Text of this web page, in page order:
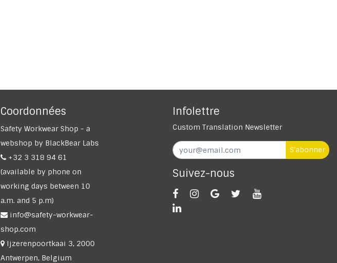
Coordonnées
Safety Workwear Shop - a
webshop by BlackBear Labs
+32 3 318 94 61
(available by phone on
working days between 10
a.m. and 5 p.m)
info@safety-workwear-
shop.com
Ijzerenpoortkaai 3, 2000
Antwerpen, Belgium
Infolettre
Custom Translation Newsletter
S'abonner
Suivez-nous